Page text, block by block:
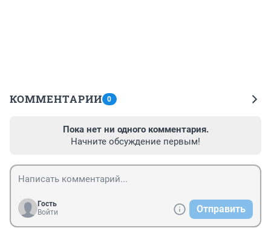
КОММЕНТАРИИ 0
Пока нет ни одного комментария.
Начните обсуждение первым!
Гость
Войти
Отправить